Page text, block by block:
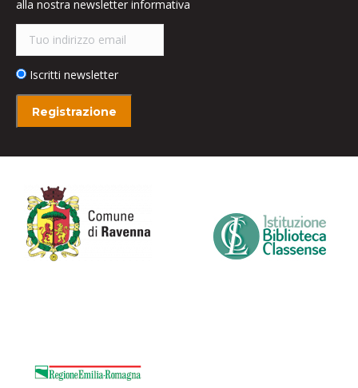
alla nostra newsletter informativa
Iscritti newsletter